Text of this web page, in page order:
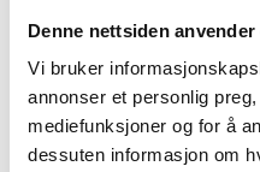
Denne nettsiden
Vi bruker
annonser et personlig
mediefunksjoner og for å
dessuten informasjon om
54
Tekstiltusj, 10 stk.
26-204
Finnes på lager i67varehus